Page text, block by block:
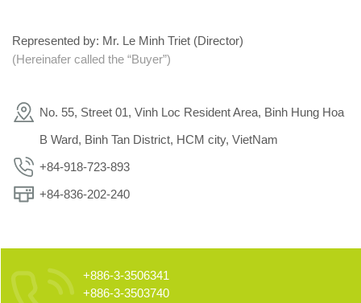
Represented by: Mr. Le Minh Triet (Director)
(Hereinafer called the “Buyer”)
No. 55, Street 01, Vinh Loc Resident Area, Binh Hung Hoa
B Ward, Binh Tan District, HCM city, VietNam
+84-918-723-893
+84-836-202-240
+886-3-3506341
+886-3-3503740